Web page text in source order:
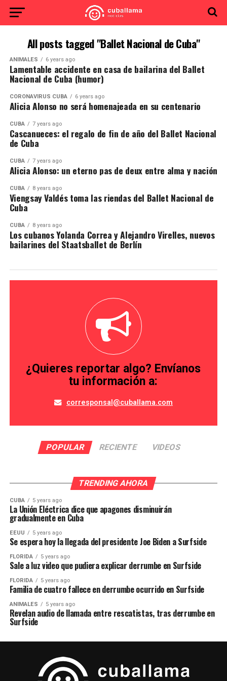
All posts tagged "Ballet Nacional de Cuba"
ANIMALES 6 years ago
Lamentable accidente en casa de bailarina del Ballet
Nacional de Cuba (humor)
CORONAVIRUS CUBA 6 years ago
Alicia Alonso no será homenajeada en su centenario
CUBA 7 years ago
Cascanueces: el regalo de fin de año del Ballet Nacional
de Cuba
CUBA 7 years ago
Alicia Alonso: un eterno pas de deux entre alma y nación
CUBA 8 years ago
Viengsay Valdés toma las riendas del Ballet Nacional de
Cuba
CUBA 8 years ago
Los cubanos Yolanda Correa y Alejandro Virelles, nuevos
bailarines del Staatsballet de Berlín
¿Quieres reportar algo? Envíanos
tu información a:
corresponsal@cuballama.com
POPULAR RECIENTE VIDEOS
TRENDING AHORA
CUBA 5 years ago
La Unión Eléctrica dice que apagones disminuirán
gradualmente en Cuba
EEUU 5 years ago
Se espera hoy la llegada del presidente Joe Biden a Surfside
FLORIDA 5 years ago
Sale a luz video que pudiera explicar derrumbe en Surfside
FLORIDA 5 years ago
Familia de cuatro fallece en derrumbe ocurrido en Surfside
ANIMALES 5 years ago
Revelan audio de llamada entre rescatistas, tras derrumbe en
Surfside